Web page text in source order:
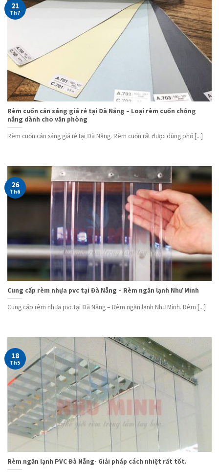
Rèm cuốn cản sáng giá rẻ tại Đà Nẵng – Loại rèm cuốn chống
nắng dành cho văn phòng
Rèm cuốn cản sáng giá rẻ tại Đà Nẵng. Rèm cuốn rất được dùng phổ [...]
21
Th7
Cung cấp rèm nhựa pvc tại Đà Nẵng – Rèm ngăn lạnh Như Minh
Cung cấp rèm nhựa pvc tại Đà Nẵng – Rèm ngăn lạnh Như Minh. Rèm [...]
26
Th6
Rèm ngăn lạnh PVC Đà Nẵng- Giải pháp cách nhiệt rất tốt.
18
Th5